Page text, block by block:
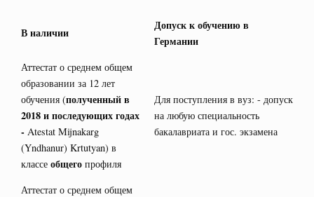
В наличии
Допуск к обучению в
Германии
Аттестат о среднем общем
образовании за 12 лет
обучения (полученный в
2018 и последующих годах
- Atestat Mijnakarg
(Yndhanur) Krtutyan) в
классе общегопрофиля
Для поступления в вуз: - допуск
на любую специальность
бакалавриата и гос. экзамена
Аттестат о среднем общем